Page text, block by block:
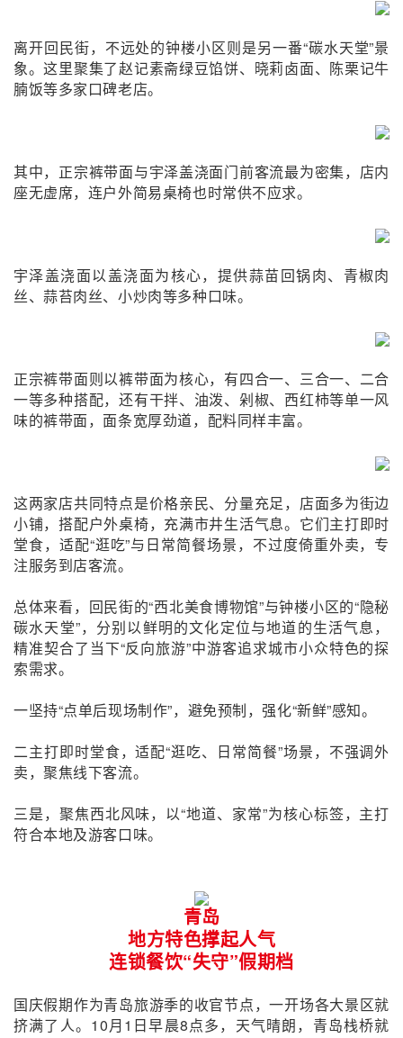
离开回民街，不远处的钟楼小区则是另一番“碳水天堂”景
象。这里聚集了赵记素斋绿豆馅饼、晓莉卤面、陈栗记牛
腩饭等多家口碑老店。
其中，正宗裤带面与宇泽盖浇面门前客流最为密集，店内
座无虚席，连户外简易桌椅也时常供不应求。
宇泽盖浇面以盖浇面为核心，提供蒜苗回锅肉、青椒肉
丝、蒜苔肉丝、小炒肉等多种口味。
正宗裤带面则以裤带面为核心，有四合一、三合一、二合
一等多种搭配，还有干拌、油泼、剁椒、西红柿等单一风
味的裤带面，面条宽厚劲道，配料同样丰富。
这两家店共同特点是价格亲民、分量充足，店面多为街边
小铺，搭配户外桌椅，充满市井生活气息。它们主打即时
堂食，适配“逛吃”与日常简餐场景，不过度倚重外卖，专
注服务到店客流。
总体来看，回民街的“西北美食博物馆”与钟楼小区的“隐秘
碳水天堂”，分别以鲜明的文化定位与地道的生活气息，
精准契合了当下“反向旅游”中游客追求城市小众特色的探
索需求。
一坚持“点单后现场制作”，避免预制，强化“新鲜”感知。
二主打即时堂食，适配“逛吃、日常简餐”场景，不强调外
卖，聚焦线下客流。
三是，聚焦西北风味，以“地道、家常”为核心标签，主打
符合本地及游客口味。
青岛
地方特色撑起人气
连锁餐饮“失守”假期档
国庆假期作为青岛旅游季的收官节点，一开场各大景区就
挤满了人。10月1日早晨8点多，天气晴朗，青岛栈桥就